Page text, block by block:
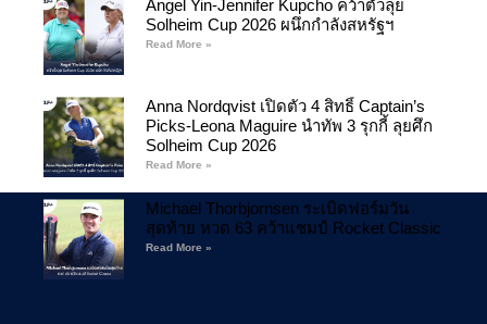
Angel Yin-Jennifer Kupcho คว้าตั๋วลุย
Solheim Cup 2026 ผนึกกำลังสหรัฐฯ
Read More »
Anna Nordqvist เปิดตัว 4 สิทธิ์ Captain’s
Picks-Leona Maguire นำทัพ 3 รุกกี้ ลุยศึก
Solheim Cup 2026
Read More »
Michael Thorbjornsen ระเบิดฟอร์มวัน
สุดท้าย หวด 63 คว้าแชมป์ Rocket Classic
Read More »